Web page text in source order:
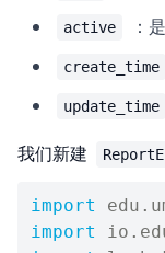
active ：
create_time
update_time
我们新建
import edu .
import
io .